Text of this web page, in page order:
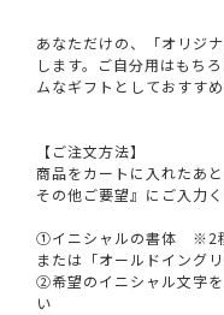
あなただけの、「オリジ
します。ご自分用はもち
ムなギフトとしておすすめ
【ご注文方法】
商品をカートに入れたあ
その他ご要望』にご入力く
①イニシャルの書体 ※2種
または「オールドイングリ
②希望のイニシャル文字
い